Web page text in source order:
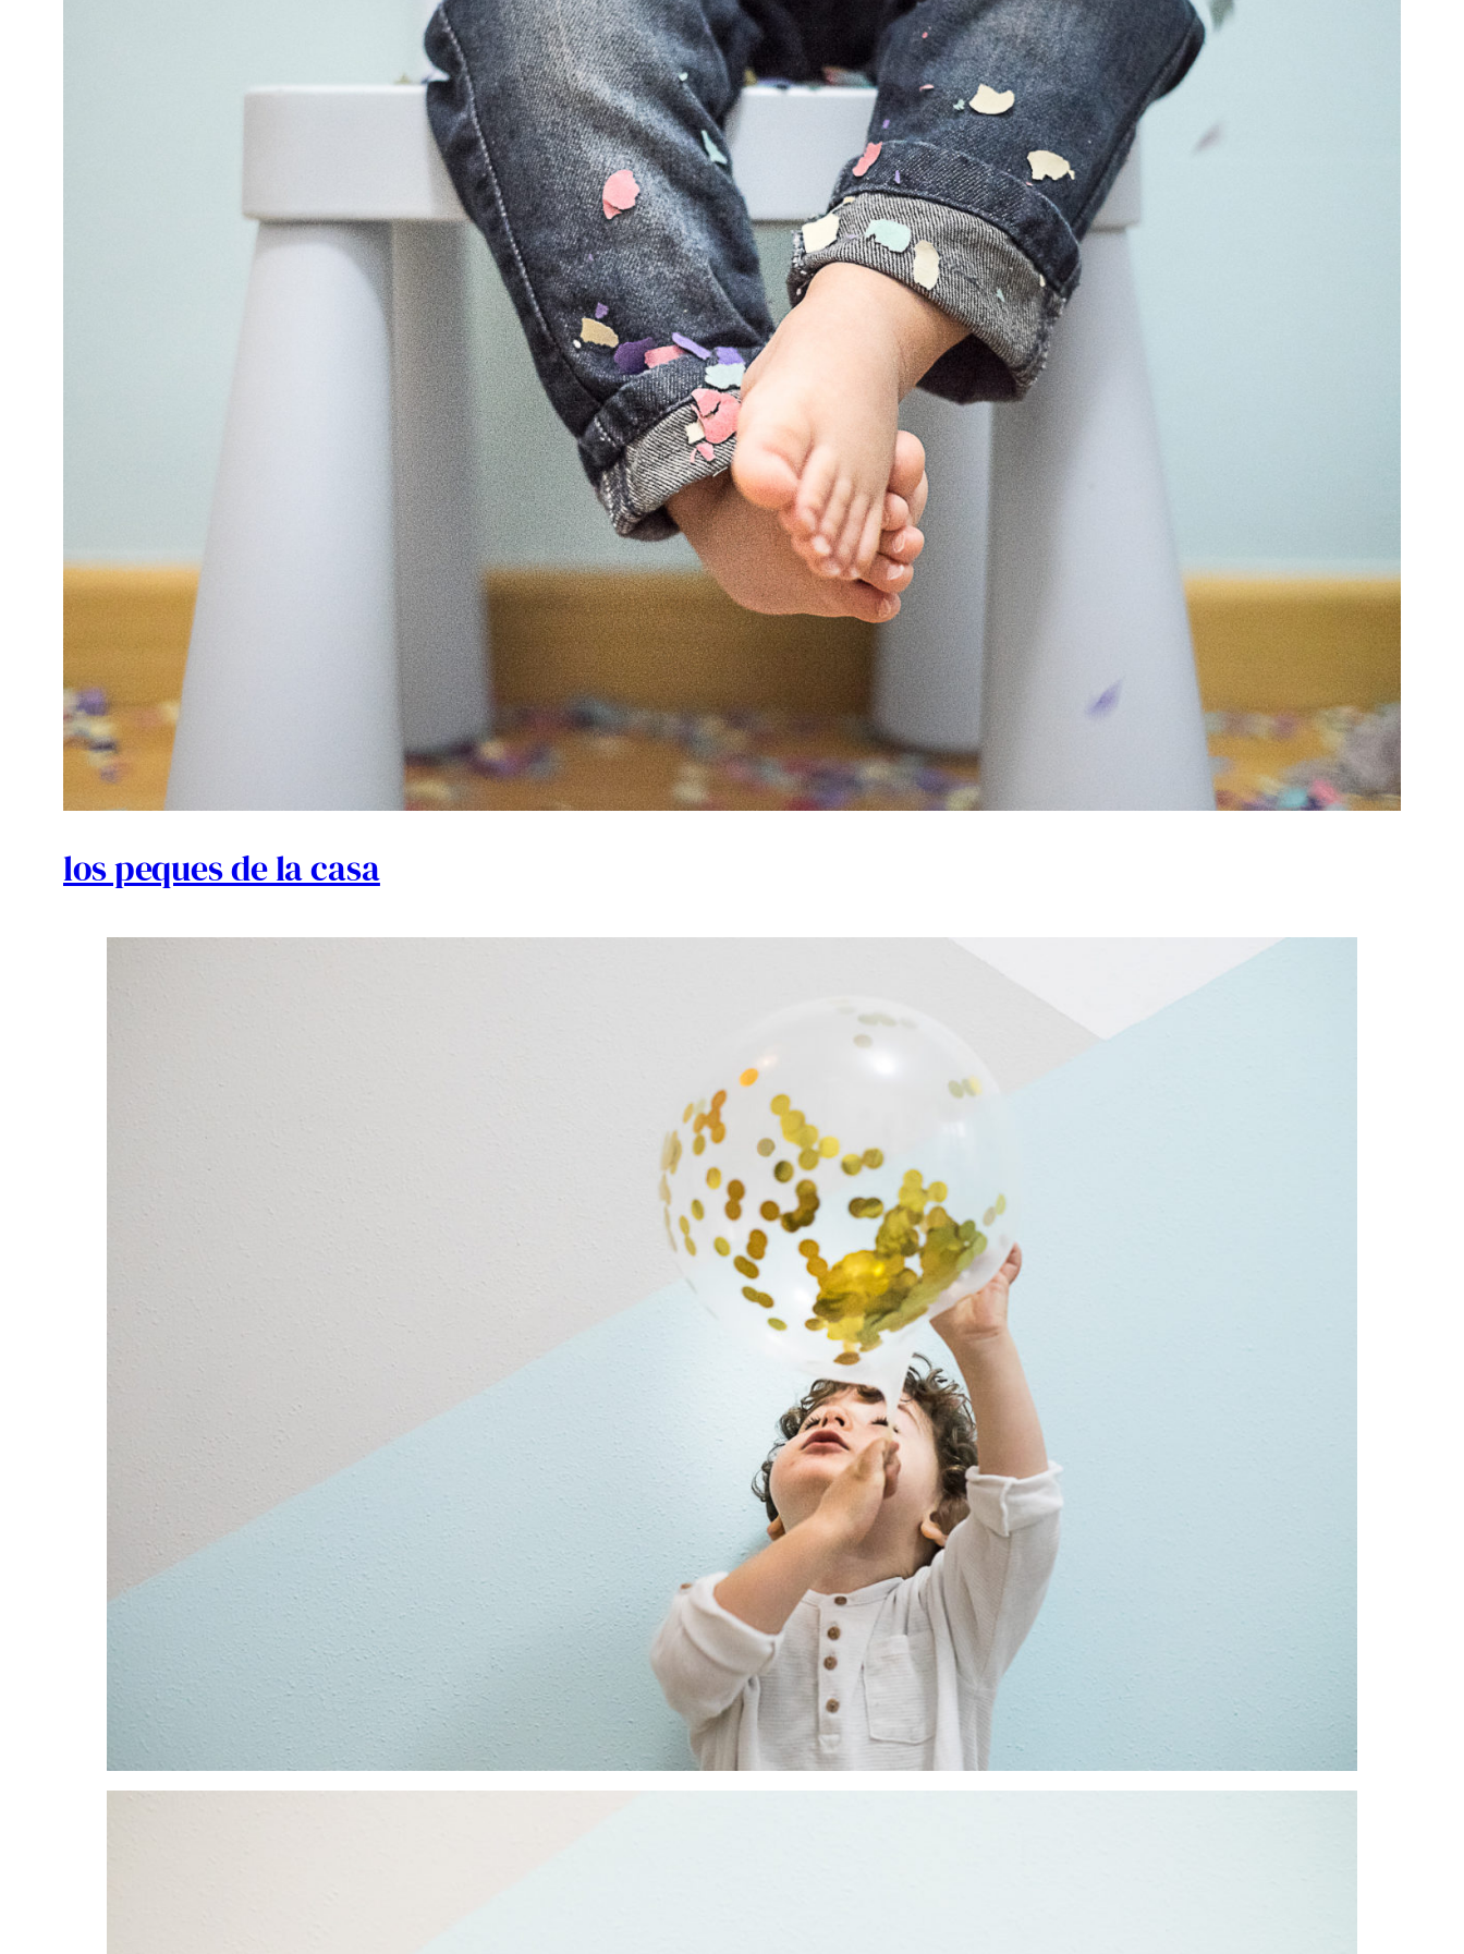
los peques de la casa